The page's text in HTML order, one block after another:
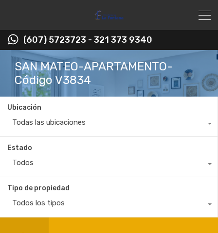
(607) 5723723 - 321 373 9340
SAN MATEO-APARTAMENTO-
Código V3834
Ubicación
Todas las ubicaciones
Estado
Todos
Tipo de propiedad
Todos los tipos